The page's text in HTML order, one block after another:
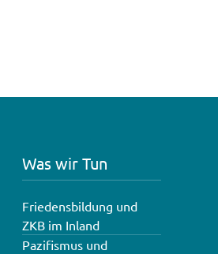
Was wir Tun
Friedensbildung und
ZKB im Inland
Pazifismus und